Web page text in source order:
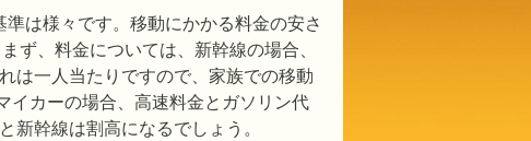
は様々です。移動にかかる料金の安さ
ず、料金については、新幹線の場合、
は一人当たりですので、家族での移動
イカーの場合、高速料金とガソリン代
新幹線は割高になるでしょう。